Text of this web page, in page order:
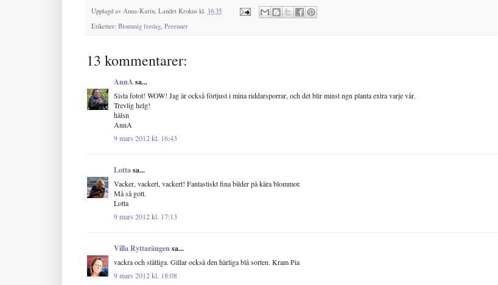
Upplagd av Anna-Karin, Landet Krokus kl. 16:35
Etiketter: Blommig fredag, Perenner
13 kommentarer:
AnnA sa...
Sista fotot! WOW! Jag är också förtjust i mina riddarsporrar, och det blir minst ngn planta extra varje vår.
Trevlig helg!
hälsn
AnnA
9 mars 2012 kl. 16:43
Lottasa...
Vacker, vackert, vackert! Fantastiskt fina bilder på kära blommor.
Må så gott.
Lotta
9 mars 2012 kl. 17:13
Villa Ryttarängensa...
vackra och ståtliga. Gillar också den härliga blå sorten. Kram Pia
9 mars 2012 kl. 18:08